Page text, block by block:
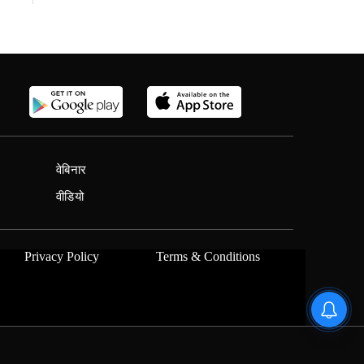
वेबिनार
वीडियो
Privacy Policy Terms & Conditions